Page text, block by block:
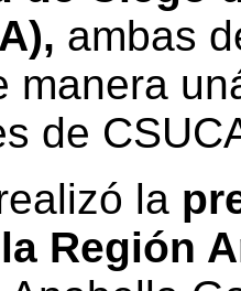
ambas
manera
de
la
Región